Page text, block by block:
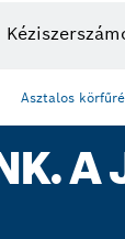
Asztalos
A